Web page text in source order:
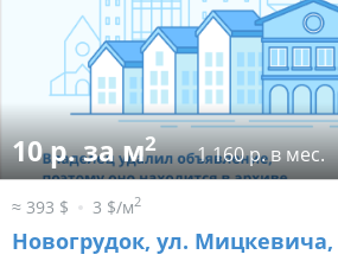
10 р. за м2 1 160 р. в мес.
≈ 393 $ 3 $/м2
Новогрудок, ул. Мицкевича,